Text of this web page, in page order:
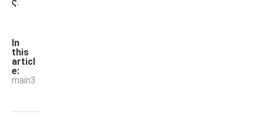
In
this
articl
e:
main3